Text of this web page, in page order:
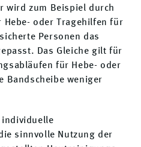
wird zum Beispiel durch
Hebe- oder Tragehilfen für
Personen das
Das Gleiche gilt für
für Hebe- oder
Bandscheibe weniger
individuelle
sinnvolle Nutzung der